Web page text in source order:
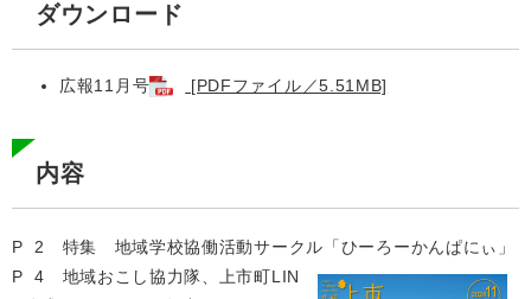
ダウンロード
広報11月号 [PDFファイル／5.51MB]
内容
P 2 特集 地域学校協働活動サークル「ひーろーかんぱにぃ」
​​P 4 地域おこし協力隊、上市町LIN